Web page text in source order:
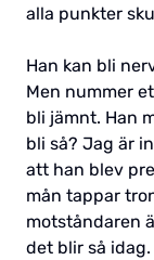
alla punkter
Han kan bli
Men nummer
bli jämnt. Han
bli så? Jag är
att han blev
mån tappar
motståndaren
det blir så idag.